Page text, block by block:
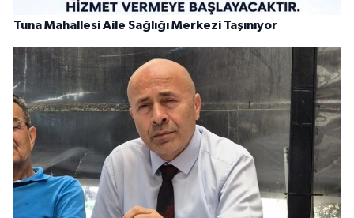
Tuna Mahallesi Aile Sağlığı Merkezi Taşınıyor